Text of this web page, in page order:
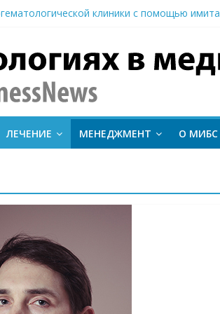
клиники с помощью
и новый этап развития ядерной
важно следить за состоянием
поставке первого Гамма-ножа в
ЛЕЧЕНИЕ МЕНЕДЖМЕНТ О МИБС